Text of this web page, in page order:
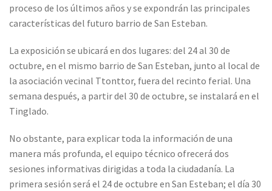
proceso de los últimos años y se expondrán las principales
características del futuro barrio de San Esteban.
La exposición se ubicará en dos lugares: del 24 al 30 de
octubre, en el mismo barrio de San Esteban, junto al local de
la asociación vecinal Ttonttor, fuera del recinto ferial. Una
semana después, a partir del 30 de octubre, se instalará en el
Tinglado.
No obstante, para explicar toda la información de una
manera más profunda, el equipo técnico ofrecerá dos
sesiones informativas dirigidas a toda la ciudadanía. La
primera sesión será el 24 de octubre en San Esteban; el día 30